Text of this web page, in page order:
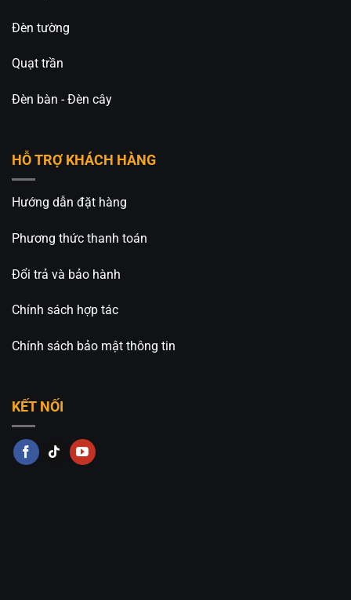
Đèn tường
Quạt trần
Đèn bàn - Đèn cây
HỖ TRỢ KHÁCH HÀNG
Hướng dẫn đặt hàng
Phương thức thanh toán
Đổi trả và bảo hành
Chính sách hợp tác
Chính sách bảo mật thông tin
KẾT NỐI